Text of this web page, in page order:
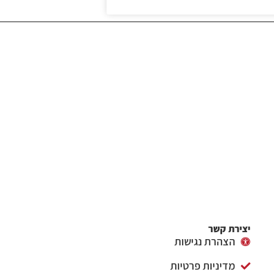
יצירת קשר
הצהרת נגישות
מדיניות פרטיות